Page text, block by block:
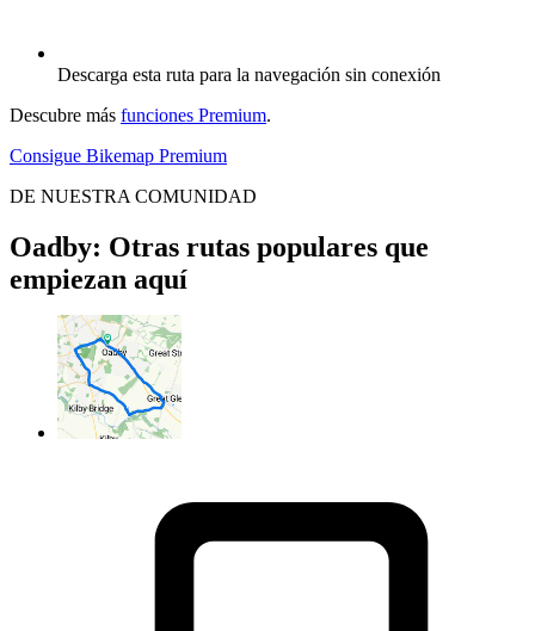
Descarga esta ruta para la navegación sin conexión
Descubre más funciones Premium.
Consigue Bikemap Premium
DE NUESTRA COMUNIDAD
Oadby: Otras rutas populares que
empiezan aquí